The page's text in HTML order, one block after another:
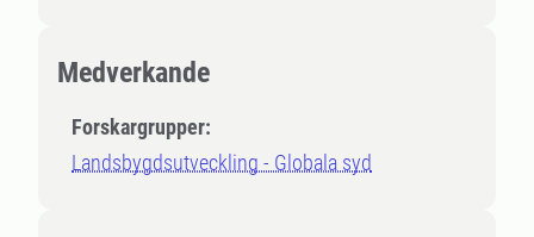
Medverkande
Forskargrupper:
Landsbygdsutveckling - Globala syd